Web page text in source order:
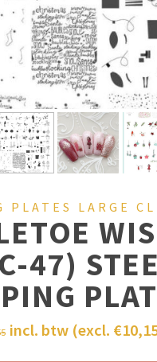
PLATES LARGE
47)
incl. btw (excl. €